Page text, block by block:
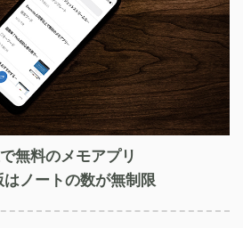
無料のメモアプリ
はノートの数が無制限